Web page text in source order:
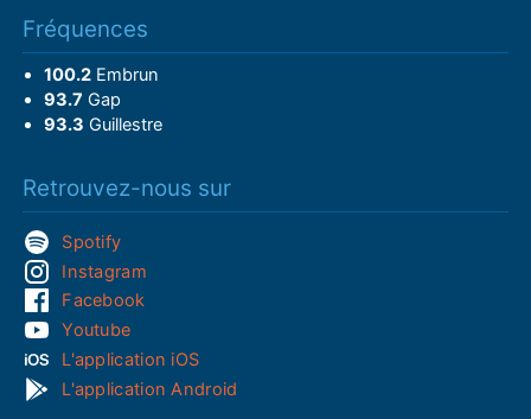
Fréquences
100.2Embrun
93.7 Gap
93.3 Guillestre
Retrouvez-nous sur
Spotify
Instagram
Facebook
Youtube
L'application iOS
L'application Android